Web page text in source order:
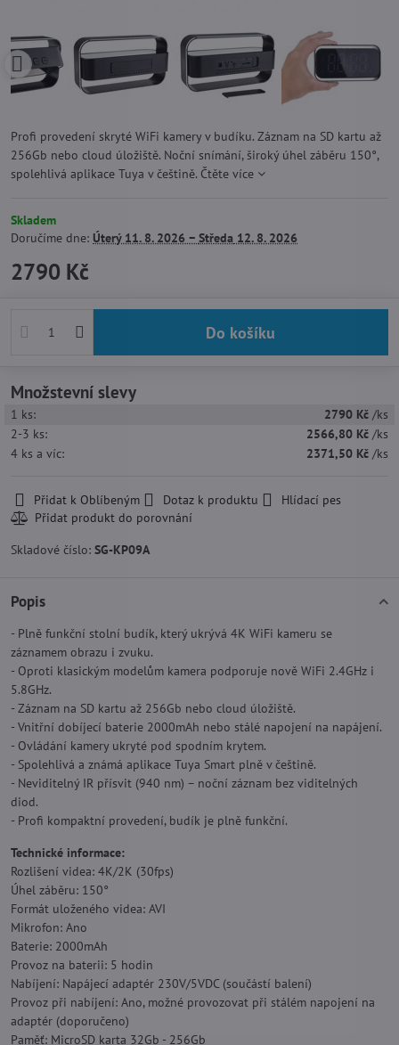
Profi provedení skryté WiFi kamery v budíku. Záznam na SD kartu až
256Gb nebo cloud úložiště. Noční snímání, široký úhel záběru 150°,
spolehlivá aplikace Tuya v češtině. Čtěte více
Skladem
Doručíme dne: Úterý11. 8. 2026 − Středa 12. 8. 2026
2790 Kč
Do košíku
Množstevní slevy
1 ks: 2790 Kč /ks
2-3 ks: 2566,80 Kč /ks
4 ks a víc: 2371,50 Kč /ks
Přidat k Oblíbeným Dotaz k produktu Hlídací pes
Skladové číslo: SG-KP09A
Popis
- Plně funkční stolní budík, který ukrývá 4K WiFi kameru se
záznamem obrazu i zvuku.
- Oproti klasickým modelům kamera podporuje nově WiFi 2.4GHz i
5.8GHz.
- Záznam na SD kartu až 256Gb nebo cloud úložiště.
- Vnitřní dobíjecí baterie 2000mAh nebo stálé napojení na napájení.
- Ovládání kamery ukryté pod spodním krytem.
- Spolehlivá a známá aplikace Tuya Smart plně v češtině.
- Neviditelný IR přísvit (940 nm) – noční záznam bez viditelných
diod.
- Profi kompaktní provedení, budík je plně funkční.
Technické informace:
Rozlišení videa: 4K/2K (30fps)
Úhel záběru: 150°
Formát uloženého videa: AVI
Mikrofon: Ano
Baterie: 2000mAh
Provoz na baterii: 5 hodin
Nabíjení: Napájecí adaptér 230V/5VDC (součástí balení)
Provoz při nabíjení: Ano, možné provozovat při stálém napojení na
adaptér (doporučeno)
Paměť: MicroSD karta 32Gb - 256Gb